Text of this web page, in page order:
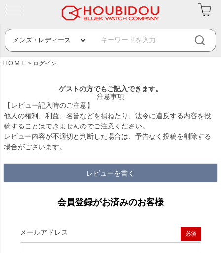
HOME ログイン
ゲストの方でもご記入できます。
注意事項
【レビュー記入時のご注意】
他人の権利、利益、名誉などを損ねたり、法令に違反する内容を投
稿することはできませんのでご注意ください。
レビュー内容が不適切と判断した場合は、予告なく投稿を削除する
場合がございます。
レビューを書く
会員登録がお済みのお客様
メールアドレス
(必須)